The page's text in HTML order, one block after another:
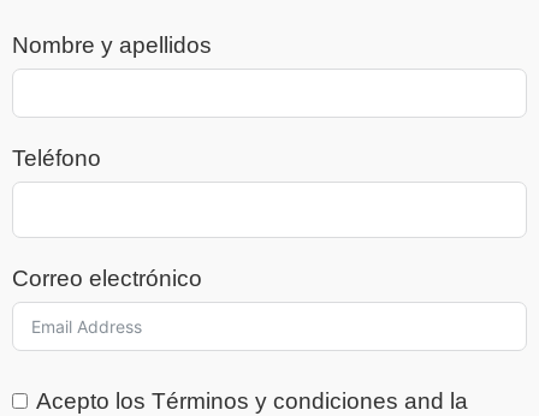
Nombre y apellidos
Teléfono
Correo electrónico
Acepto los Términos y condiciones and la